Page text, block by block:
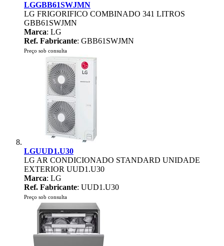
LGGBB61SWJMN
LG FRIGORIFICO COMBINADO 341 LITROS
GBB61SWJMN
Marca: LG
Ref. Fabricante: GBB61SWJMN
Preço sob consulta
LGUUD1.U30
LG AR CONDICIONADO STANDARD UNIDADE
EXTERIOR UUD1.U30
Marca: LG
Ref. Fabricante: UUD1.U30
Preço sob consulta